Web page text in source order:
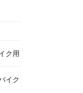
ク用
イク